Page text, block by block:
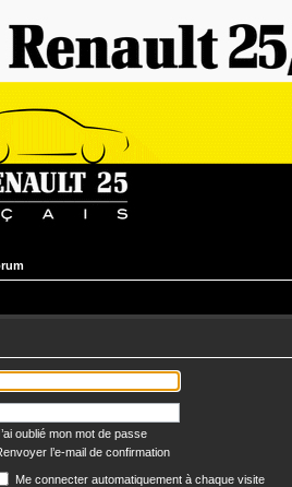
oublié mon mot de passe
l’e-mail de confirmation
Me connecter automatiquement à chaque visite